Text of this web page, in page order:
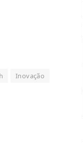
Inovação